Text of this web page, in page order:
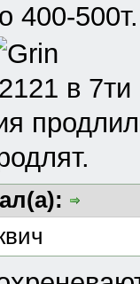
400-
в 7ти